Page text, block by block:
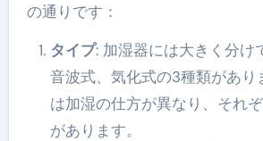
の通りです：
タイプ: 加湿器には大きく分け
音波式、気化式の3種類があり
は加湿の仕方が異なり、それ
があります。